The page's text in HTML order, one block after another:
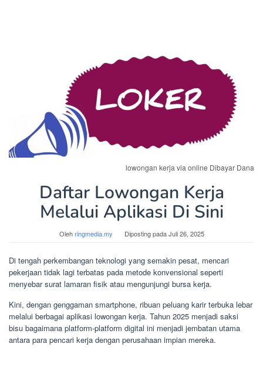
lowongan kerja via online Dibayar Dana
Daftar Lowongan Kerja
Melalui Aplikasi Di Sini
Olehringmedia.my Diposting padaJuli 26, 2025
Di tengah perkembangan teknologi yang semakin pesat, mencari
pekerjaan tidak lagi terbatas pada metode konvensional seperti
menyebar surat lamaran fisik atau mengunjungi bursa kerja.
Kini, dengan genggaman smartphone, ribuan peluang karir terbuka lebar
melalui berbagai aplikasi lowongan kerja. Tahun 2025 menjadi saksi
bisu bagaimana platform-platform digital ini menjadi jembatan utama
antara para pencari kerja dengan perusahaan impian mereka.